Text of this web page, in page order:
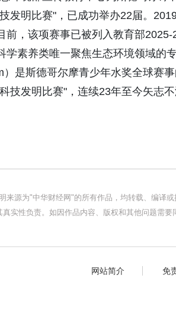
发明比赛"，已成功举办22届。
前，该项赛事已被列入教育部
学素养类唯一聚焦生态环境领域的
）是斯德哥尔摩青少年水奖全球赛
技发明比赛"，连续23年至今矢志
来源为"中华财经网"的所有作品，均转载、编译
实性负责。如因作品内容、版权和其他问题需
网站简介 免